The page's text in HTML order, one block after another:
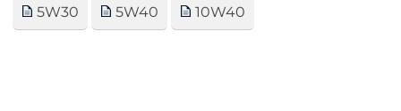
5W30 5W40 10W40